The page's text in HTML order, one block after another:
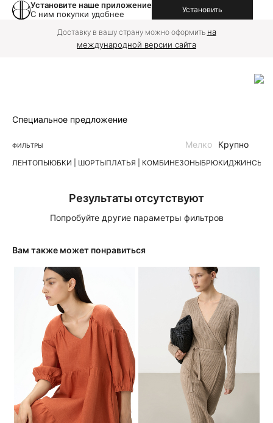
Установите наше приложение
С ним покупки удобнее
Установить
Доставку в вашу страну можно оформить на
международной версии сайта
Специальное предложение
ФИЛЬТРЫ
ЛЕНТОПЫЮБКИ | ШОРТЫПЛАТЬЯ | КОМБИНЕЗОНЫБРЮКИДЖИНСЫ
Мелко Крупно
Результаты отсутствуют
Попробуйте другие параметры фильтров
Вам также может понравиться